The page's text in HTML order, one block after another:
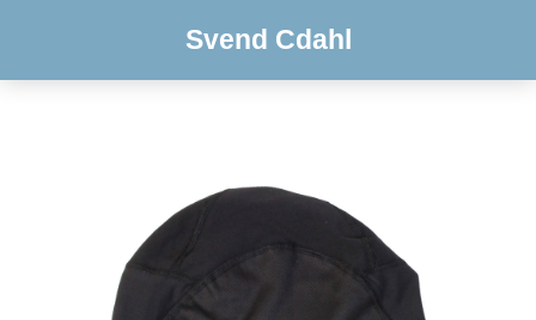
Svend Cdahl